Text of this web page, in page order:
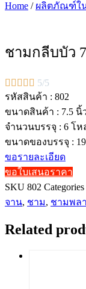
Home / ผลิตภัณฑ์ใ
ชามกลีบบัว
     5/5
รหัสสินค้า : 802
ขนาดสินค้า : 7.5 นิ้
จำนวนบรรจุ : 6 โห
ขนาดของบรรจุ :
ขอรายละเอียด
ขอใบเสนอราคา
SKU 802 Categories
จาน, ชาม, ชามพล
Related